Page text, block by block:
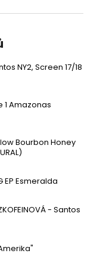
NY2, Screen 17/18
1 Amazonas
Bourbon Honey
EP Esmeralda
- Santos